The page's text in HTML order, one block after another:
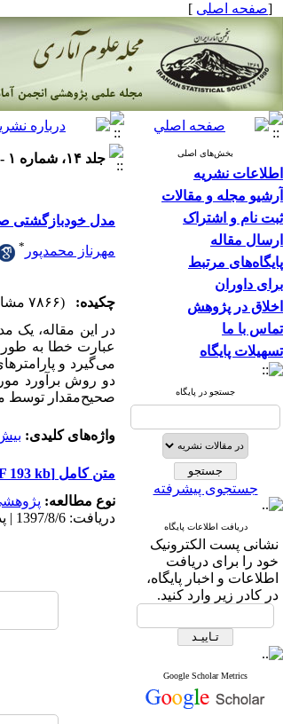
[صفحه اصلی ]
بخش‌های اصلی
اطلاعات نشریه
آرشیو مجله و مقالات
ثبت نام و اشتراک
ارسال مقاله
پایگاه‌های مرتبط
برای داوران
اخلاق در پژوهش
تماس با ما
تسهیلات پایگاه
جستجو در پایگاه
جستجوی پیشرفته
دریافت اطلاعات پایگاه
نشانی پست الکترونیک
خود را برای دریافت
اطلاعات و اخبار پایگاه،
در کادر زیر وارد کنید.
Google Scholar Metrics
جلد ۱۴، شماره ۱ - ( ۶-۱۳۹۹ )
مدل خودبازگشتی
مهرناز محمدپور *
چکیده:
(۷۸۶۶ مشاهده)
در این مقاله، یک
عبارت خطا به طور
می­‌گیرد و
دو روش برآورد
صحیح‌مقدار توسط
واژه‌های کلیدی:
متن کامل [PDF 193 kb]
نوع مطالعه:
دریافت: 1397/8/6 | پذیرش: 1397/12/17 | انتشار: 1398/12/1